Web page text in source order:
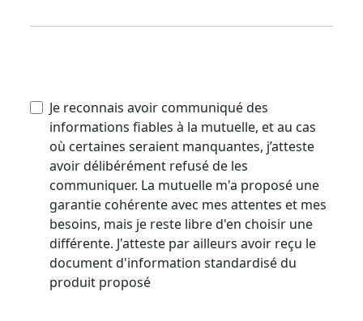
Je reconnais avoir communiqué des
informations fiables à la mutuelle, et au cas
où certaines seraient manquantes, j’atteste
avoir délibérément refusé de les
communiquer. La mutuelle m'a proposé une
garantie cohérente avec mes attentes et mes
besoins, mais je reste libre d'en choisir une
différente. J'atteste par ailleurs avoir reçu le
document d'information standardisé du
produit proposé